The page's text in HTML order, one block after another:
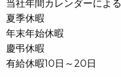
当社年間カレンダーによる
夏季休暇
年末年始休暇
慶弔休暇
有給休暇10日～20日